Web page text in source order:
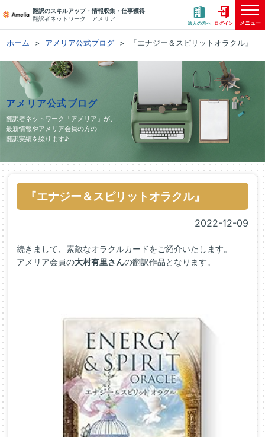
翻訳のスキルアップ・情報収集・仕事獲得
翻訳者ネットワーク アメリア
法人の方へ ログイン メニュー
ホーム アメリア公式ブログ 『エナジー＆スピリットオラクル』
アメリア公式ブログ
翻訳者ネットワーク「アメリア」が、
最新情報やアメリア会員の方の
翻訳実績を綴ります♪
『エナジー＆スピリットオラクル』
2022-12-09
続きまして、素敵なオラクルカードをご紹介いたします。
アメリア会員の大村有里さんの翻訳作品となります。